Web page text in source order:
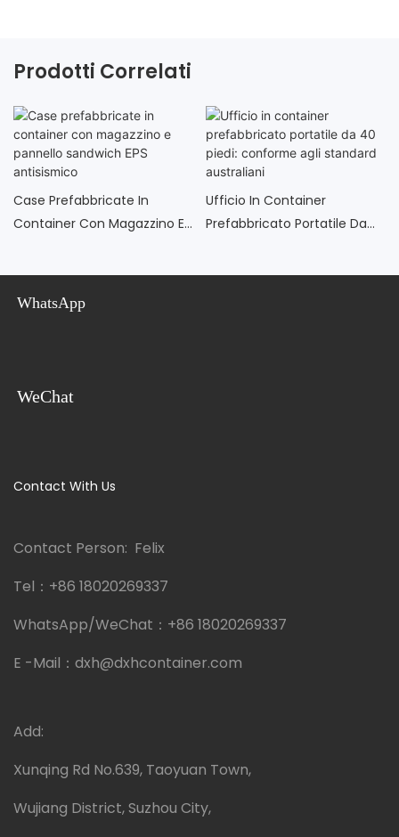
Prodotti Correlati
Case Prefabbricate In
Container Con Magazzino E
Ufficio In Container
Prefabbricato Portatile Da
WhatsApp
WeChat
Contact With Us
Contact Person: Felix
Tel： +86 18020269337
WhatsApp/WeChat： +86 18020269337
E -Mail： dxh@dxhcontainer.com
Add:
Xunqing Rd No.639, Taoyuan Town,
Wujiang District, Suzhou City,